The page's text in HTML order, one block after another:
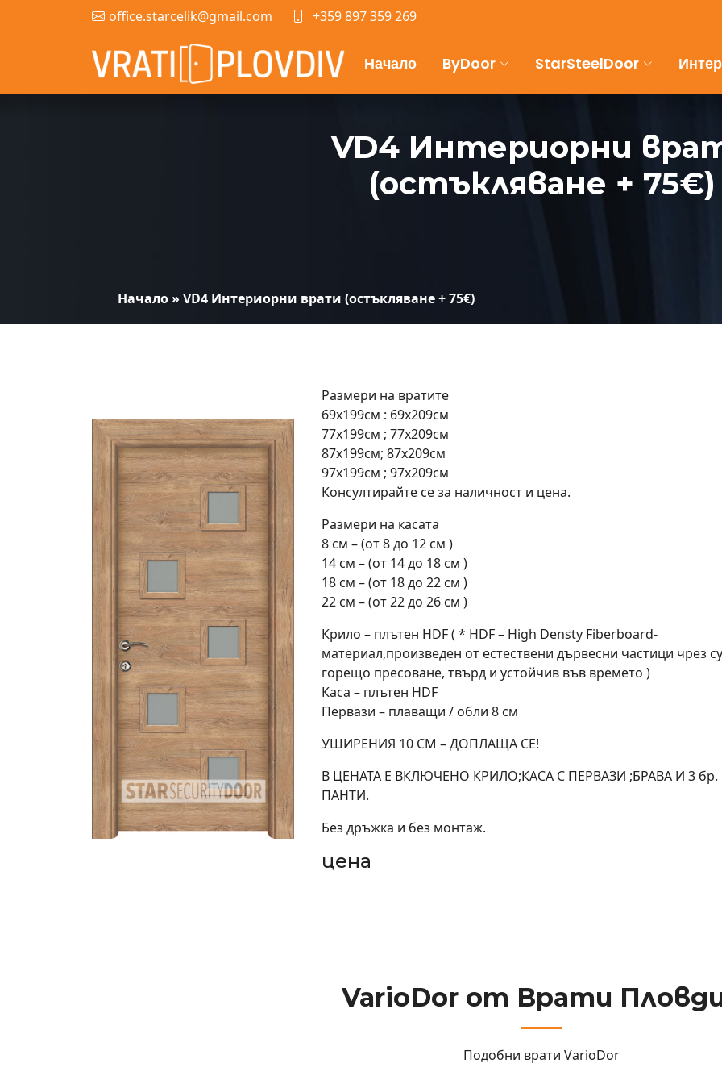
office.starcelik@gmail.com +359 897 359 269
Начало ByDoor StarSteelDoor
VD4 Интериорни
(остъкляване + 75€)
Начало» VD4 Интериорни врати (остъкляване + 75€)
Размери на вратите
69х199см : 69х209см
77х199см ; 77х209см
87х199см; 87х209см
97х199см ; 97х209см
Консултирайте се за наличност и цена.
Размери на касата
8 см – (от 8 до 12 см )
14 см – (от 14 до 18 см )
18 см – (от 18 до 22 см )
22 см – (от 22 до 26 см )
Крило – плътен HDF ( * HDF – High Densty Fiberboard-
материал,произведен от естествени дървесни частици чрез
горещо пресоване, твърд и устойчив във времето )
Каса – плътен HDF
Первази – плаващи / обли 8 см
УШИРЕНИЯ 10 СМ – ДОПЛАЩА СЕ!
В ЦЕНАТА Е ВКЛЮЧЕНО КРИЛО;КАСА С ПЕРВАЗИ ;БРАВА И 3 бр.
ПАНТИ.
Без дръжка и без монтаж.
цена
VarioDor от Врати
Подобни врати VarioDor